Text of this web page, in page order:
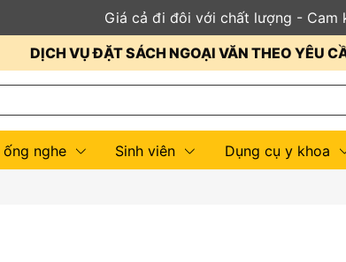
Giá cả đi đôi với chất lượng - Cam
DỊCH VỤ ĐẶT SÁCH NGOẠI VĂN THEO YÊU
nghe Sinh viên Dụng cụ y khoa